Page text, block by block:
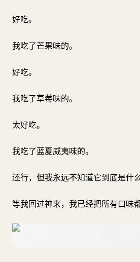
好吃。
我吃了芒果味的。
好吃。
我吃了草莓味的。
太好吃。
我吃了蓝夏威夷味的。
还行，但我永远不知道它到底是什么
等我回过神来，我已经把所有口味